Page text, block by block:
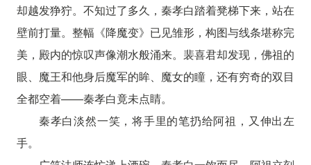
却越发狰狞。不知过了多久，秦孝白踏着凳梯下来，站在
壁前打量。整幅《降魔变》已见雏形，构图与线条堪称完
美，殿内的惊叹声像潮水般涌来。裴喜君却发现，佛祖的
眼、魔王和他身后魔军的眸、魔女的瞳，还有穷奇的双目
全都空着——秦孝白竟未点睛。
秦孝白淡然一笑，将手里的笔扔给阿祖，又伸出左
手。